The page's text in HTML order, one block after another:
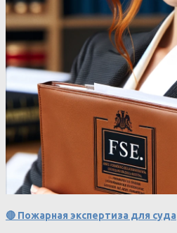
🔴 Пожарная экспертиза для суда